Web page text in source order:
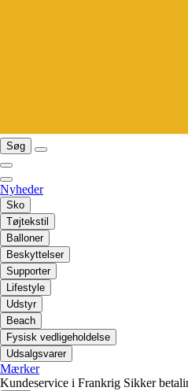
Søg
Nyheder
Sko
Tøjtekstil
Balloner
Beskyttelser
Supporter
Lifestyle
Udstyr
Beach
Fysisk vedligeholdelse
Udsalgsvarer
Mærker
Kundeservice i Frankrig Sikker